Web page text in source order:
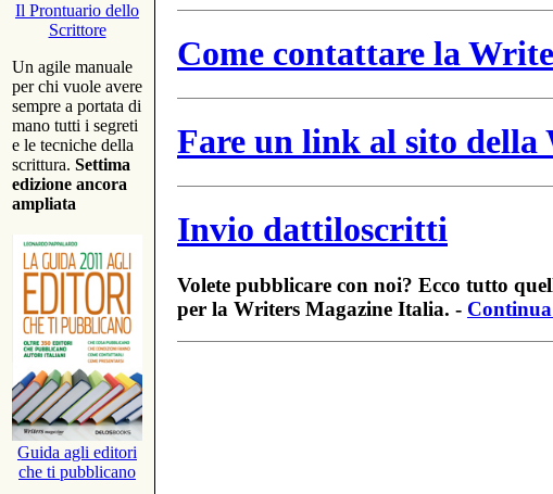
Il Prontuario dello
Scrittore
Un agile manuale
per chi vuole avere
sempre a portata di
mano tutti i segreti
e le tecniche della
scrittura. Settima
edizione ancora
ampliata
Guida agli editori
che ti pubblicano
Come contattare la
Fare un link al sito
Invio dattiloscritti
Volete pubblicare con noi? Ecco tutto
per la Writers Magazine Italia. -